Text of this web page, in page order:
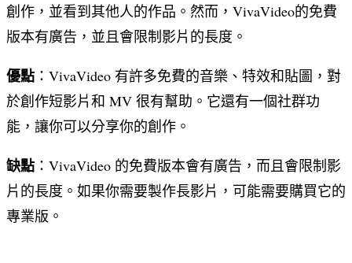
創作，並看到其他人的作品。然而，VivaVideo的免費
版本有廣告，並且會限制影片的長度。
優點 ：VivaVideo 有許多免費的音樂、特效和貼圖，對
於創作短影片和 MV 很有幫助。它還有一個社群功
能，讓你可以分享你的創作。
缺點 ：VivaVideo 的免費版本會有廣告，而且會限制影
片的長度。如果你需要製作長影片，可能需要購買它的
專業版。